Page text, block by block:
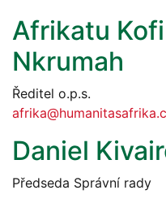
Afrikatu Kofi
Nkrumah
Ředitel o.p.s.
Daniel
Předseda Správní rady